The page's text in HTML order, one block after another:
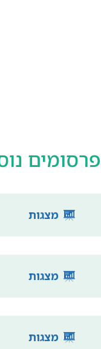
פרסומים
מצגות
מצגות
מצגות